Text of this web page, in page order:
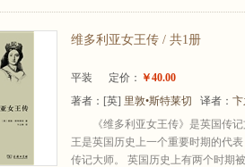
维多利亚女王传 / 共1册
平装 定价： ￥40.00
著者： [英] 里敦•斯特莱切 译者：
《维多利亚女王传》是英国传
王是英国历史上一个重要时期的代
传记大师。 英国历史上有两个时期